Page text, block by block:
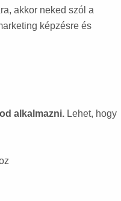
akkor neked szól a
képzésre és
alkalmazni. Lehet, hogy